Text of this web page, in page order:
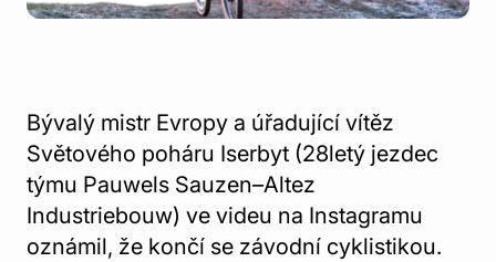
Bývalý mistr Evropy a úřadující vítěz
Světového poháru Iserbyt (28letý jezdec
týmu Pauwels Sauzen–Altez
Industriebouw) ve videu na Instagramu
oznámil, že končí se závodní cyklistikou.